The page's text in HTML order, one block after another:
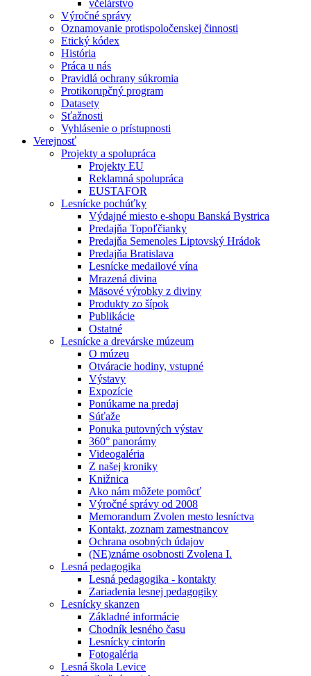
včelárstvo
Výročné správy
Oznamovanie protispoločenskej činnosti
Etický kódex
História
Práca u nás
Pravidlá ochrany súkromia
Protikorupčný program
Datasety
Sťažnosti
Vyhlásenie o prístupnosti
Verejnosť
Projekty a spolupráca
Projekty EU
Reklamná spolupráca
EUSTAFOR
Lesnícke pochúťky
Výdajné miesto e-shopu Banská Bystrica
Predajňa Topoľčianky
Predajňa Semenoles Liptovský Hrádok
Predajňa Bratislava
Lesnícke medailové vína
Mrazená divina
Mäsové výrobky z diviny
Produkty zo šípok
Publikácie
Ostatné
Lesnícke a drevárske múzeum
O múzeu
Otváracie hodiny, vstupné
Výstavy
Expozície
Ponúkame na predaj
Súťaže
Ponuka putovných výstav
360° panorámy
Videogaléria
Z našej kroniky
Knižnica
Ako nám môžete pomôcť
Výročné správy od 2008
Memorandum Zvolen mesto lesníctva
Kontakt, zoznam zamestnancov
Ochrana osobných údajov
(NE)známe osobnosti Zvolena I.
Lesná pedagogika
Lesná pedagogika - kontakty
Zariadenia lesnej pedagogiky
Lesnícky skanzen
Základné informácie
Chodník lesného času
Lesnícky cintorín
Fotogaléria
Lesná škola Levice